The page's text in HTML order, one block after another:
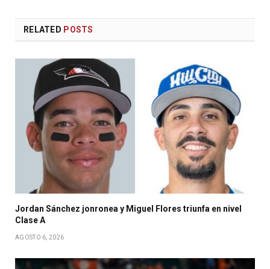
RELATED POSTS
Jordan Sánchez jonronea y Miguel Flores triunfa en nivel
Clase A
AGOSTO 6, 2026